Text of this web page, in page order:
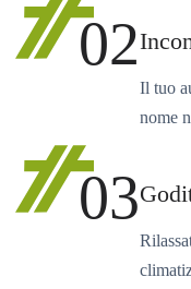
02
Il tuo
nome
03